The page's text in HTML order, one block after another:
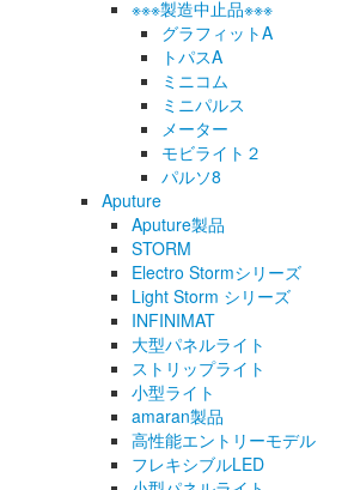
※※※製造中止品※※※
グラフィットA
トパスA
ミニコム
ミニパルス
メーター
モビライト２
パルソ8
Aputure
Aputure製品
STORM
Electro Stormシリーズ
Light Storm シリーズ
INFINIMAT
大型パネルライト
ストリップライト
小型ライト
amaran製品
高性能エントリーモデル
フレキシブルLED